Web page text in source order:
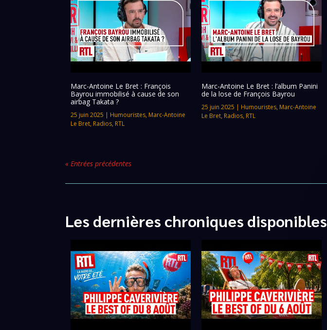
Marc-Antoine Le Bret : François
Bayrou immobilisé à cause de son
airbag Takata ?
25 juin 2025 | Humouristes, Marc-Antoine
Le Bret, Radios, RTL
Marc-Antoine Le Bret : l’album Panini
de la lose de François Bayrou
25 juin 2025 | Humouristes, Marc-Antoine
Le Bret, Radios, RTL
« Entrées précédentes
Les dernières chroniques disponibles